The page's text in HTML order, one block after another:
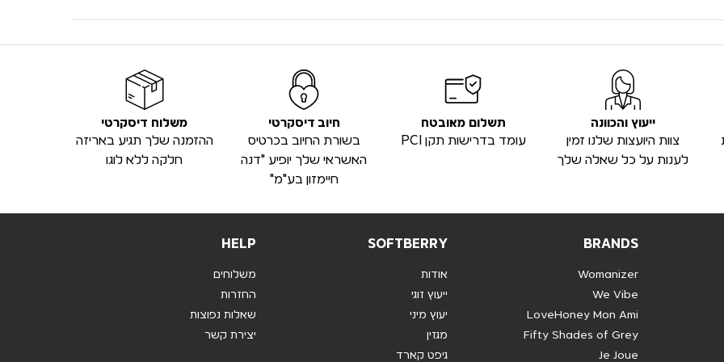
ייעוץ והכוונה
צוות היועצות שלנו זמין
לענות על כל שאלה שלך
תשלום מאובטח
עומד בדרישות תקן PCI
חיוב דיסקרטי
בשורת החיוב בכרטיס
האשראי שלך יופיע "דנה
חיימזון בע"מ"
משלוח דיסקרטי
ההזמנה שלך תגיע באריזה
חלקה ללא לוגו
BRANDS
Womanizer
We Vibe
LoveHoney Mon Ami
Fifty Shades of Grey
Je Joue
SOFTBERRY
אודות
ייעוץ זוגי
יעוץ מיני
מגזין
גיפט קארד
HELP
משלוחים
החזרות
שאלות נפוצות
יצירת קשר